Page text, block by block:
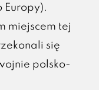
Europy).
miejscem tej
się
polsko-